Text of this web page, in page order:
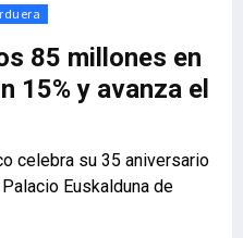
85 millones en
15% y avanza el
celebra su 35 aniversario
Euskalduna de